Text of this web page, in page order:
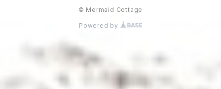
© Mermaid Cottage
Powered by